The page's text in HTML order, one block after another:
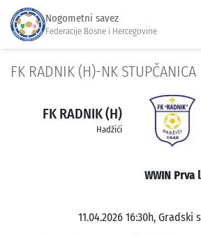
Nogometni savez
Federacije Bosne i Hercegovine
FK RADNIK (H)-NK STUPČANICA
FK RADNIK (H)
Hadžići
WWIN Prva
11.04.2026 16:30h,